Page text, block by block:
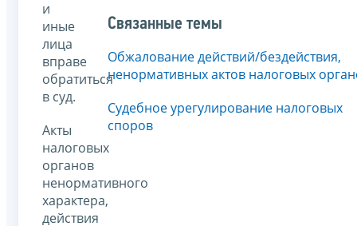
и
иные
лица
вправе
обратиться
в суд.
Акты
налоговых
органов
ненормативного
характера,
действия
Связанные темы
Обжалование действий/бездействия,
ненормативных актов налоговых
Судебное урегулирование налоговых
споров